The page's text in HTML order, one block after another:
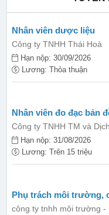
Nhân viên dược liệu
Công ty TNHH Thái Hoà
Hạn nộp: 30/09/2026
Lương: Thỏa thuận
Nhân viên đo đạc bản
Công ty TNHH TM và
Hạn nộp: 31/08/2026
Lương: Trên 15 triệu
Phụ trách môi trường,
nước thải, công nhân
công ty tnhh môi trường -